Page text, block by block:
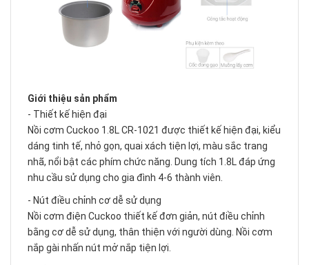
Giới thiệu sản phẩm
- Thiết kế hiện đại
Nồi cơm Cuckoo 1.8L CR-1021 được thiết kế hiện đại, kiểu
dáng tinh tế, nhỏ gọn, quai xách tiện lợi, màu sắc trang
nhã, nổi bật các phím chức năng. Dung tích 1.8L đáp ứng
nhu cầu sử dụng cho gia đình 4-6 thành viên.
- Nút điều chỉnh cơ dễ sử dụng
Nồi cơm điện Cuckoo thiết kế đơn giản, nút điều chỉnh
bằng cơ dễ sử dụng, thân thiện với người dùng. Nồi cơm
nắp gài nhấn nút mở nắp tiện lợi.